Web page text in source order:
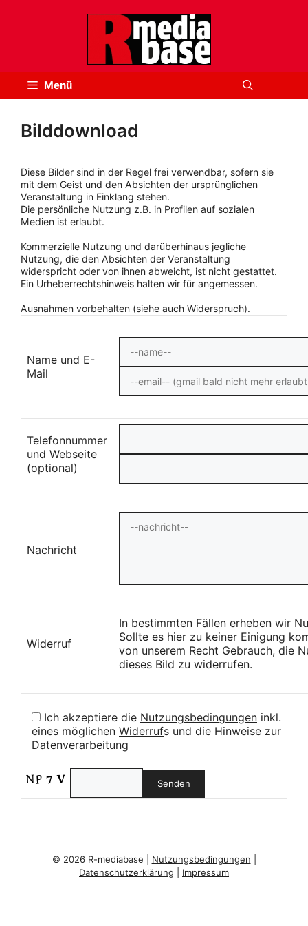
Menü
Bilddownload
Diese Bilder sind in der Regel frei verwendbar, sofern sie
mit dem Geist und den Absichten der ursprünglichen
Veranstaltung in Einklang stehen.
Die persönliche Nutzung z.B. in Profilen auf sozialen
Medien ist erlaubt.
Kommerzielle Nutzung und darüberhinaus jegliche
Nutzung, die den Absichten der Veranstaltung
widerspricht oder von ihnen abweicht, ist nicht gestattet.
Ein Urheberrechtshinweis halten wir für angemessen.
Ausnahmen vorbehalten (siehe auch Widerspruch).
Name und E-
Mail
Telefonnummer
und Webseite
(optional)
Nachricht
Widerruf
In bestimmten Fällen erheben wir
Sollte es hier zu keiner Einigung
von unserem Recht Gebrauch, die
dieses Bild zu widerrufen.
Ich akzeptiere die Nutzungsbedingungen inkl.
eines möglichen Widerrufs und die Hinweise zur
Datenverarbeitung
© 2026 R-mediabase | Nutzungsbedingungen
Datenschutzerklärung
Impressum